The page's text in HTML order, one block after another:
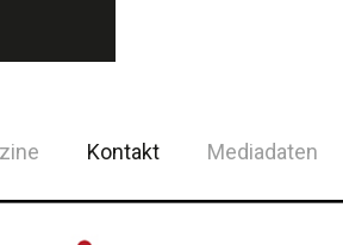
Kontakt Mediadaten